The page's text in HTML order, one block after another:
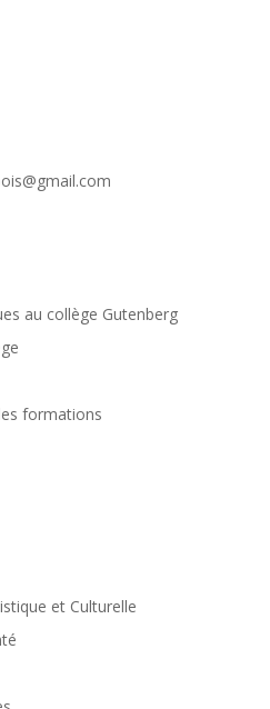
au collège Gutenberg
formations
et Culturelle